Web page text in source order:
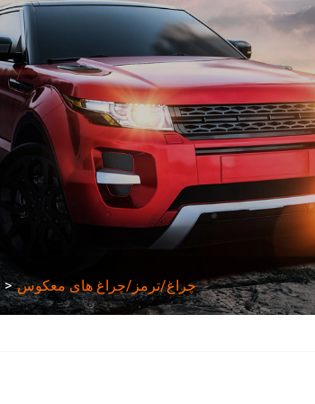
چراغ/ترمز/چراغ های معکوس